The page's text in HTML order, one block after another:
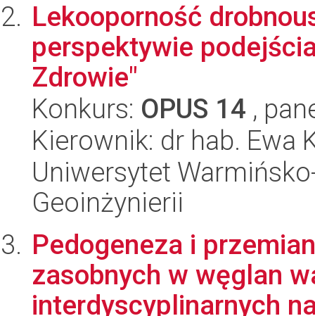
Lekooporność
perspektywie
Zdrowie"
Konkurs: OPUS 14 ,
Kierownik: dr hab. Ewa
Uniwersytet
Geoinżynierii
Pedogeneza i
zasobnych w węglan
interdyscyplinarnych